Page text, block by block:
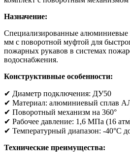
Назначение:
Специализированные алюминиевые
мм с поворотной муфтой для
пожарных рукавов в системах
водоснабжения.
Конструктивные особенности:
✔ Диаметр подключения: ДУ50
✔ Материал: алюминиевый сплав
✔ Поворотный механизм на 360°
✔ Рабочее давление: 1,6 МПа (16
✔ Температурный диапазон: -40°C
Технические преимущества: